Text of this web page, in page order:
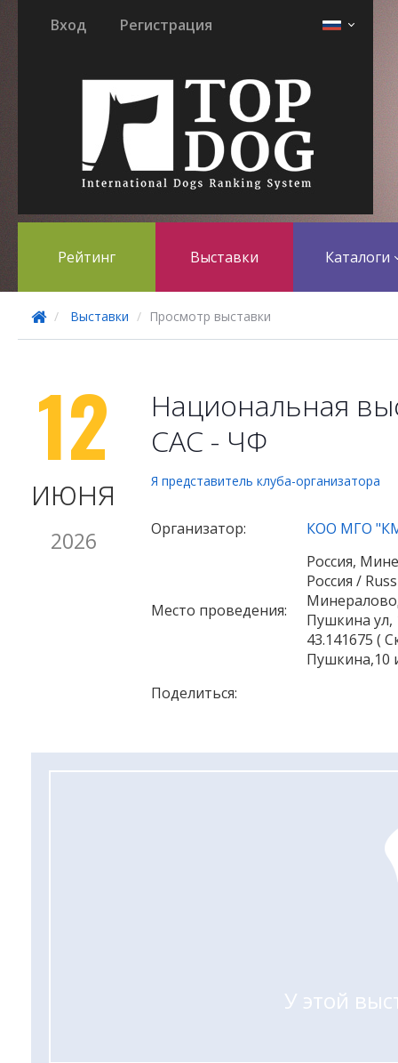
Вход Регистрация
Рейтинг Выставки Каталоги
Выставки Просмотр выставки
12
июня
2026
Национальная
САС - ЧФ
Я представитель клуба-организатора
Организатор: КОО МГО
Место проведения:
Россия,
Россия /
Пушкина ул,
43.141675 (
Пушкина,10
Поделиться:
У этой